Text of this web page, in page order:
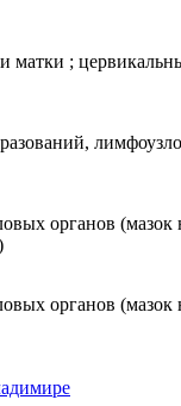
матки ;
органов (мазок
органов (мазок